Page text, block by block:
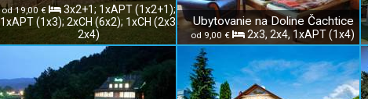
od 19,00 €
3x2+1; 1xAPT (1x2+1);
1xAPT (1x3); 2xCH (6x2); 1xCH (2x3,
2x4)
Ubytovanie na Doline Čachtice
od 9,00 € 2x3, 2x4, 1xAPT (1x4)